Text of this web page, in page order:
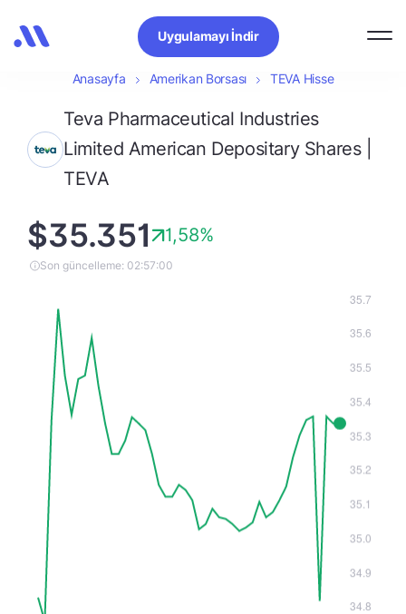
Uygulamayı İndir
Anasayfa Amerikan Borsası TEVA Hisse
Teva Pharmaceutical Industries
Limited American Depositary Shares |
TEVA
$35.351 1,58%
Son güncelleme: 02:57:00